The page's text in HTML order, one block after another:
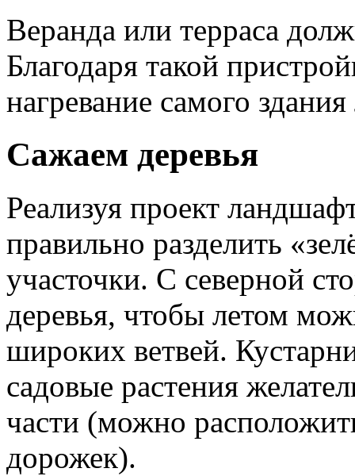
Веранда или терраса
Благодаря такой
нагревание самого
Сажаем деревья
Реализуя проект
правильно разделить
участочки. С северной
деревья, чтобы летом
широких ветвей.
садовые растения
части (можно
дорожек).